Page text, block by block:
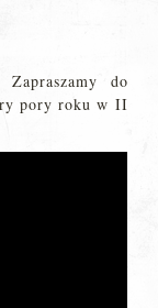
do
pory roku w II